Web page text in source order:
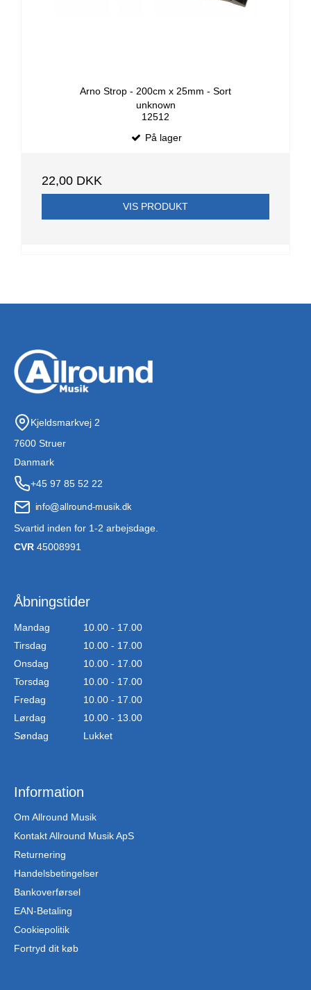
Arno Strop - 200cm x 25mm - Sort
unknown
12512
På lager
22,00 DKK
VIS PRODUKT
Kjeldsmarkvej 2
7600 Struer
Danmark
+45 97 85 52 22
Svartid inden for 1-2 arbejsdage.
CVR 45008991
Åbningstider
Mandag
10.00 - 17.00
Tirsdag
10.00 - 17.00
Onsdag
10.00 - 17.00
Torsdag
10.00 - 17.00
Fredag
10.00 - 17.00
Lørdag
10.00 - 13.00
Søndag
Lukket
Information
Om Allround Musik
Kontakt Allround Musik ApS
Returnering
Handelsbetingelser
Bankoverførsel
EAN-Betaling
Cookiepolitik
Fortryd dit køb